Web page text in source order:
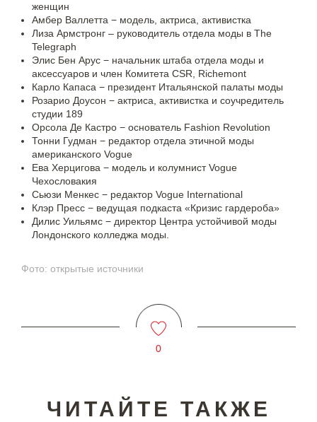
женщин
Амбер Валлетта − модель, актриса, активистка
Лиза Армстронг – руководитель отдела моды в The
Telegraph
Элис Бен Арус − начальник штаба отдела моды и
аксессуаров и член Комитета CSR, Richemont
Карло Капаса − президент Итальянской палаты моды
Розарио Доусон − актриса, активистка и соучредитель
студии 189
Орсола Де Кастро − основатель Fashion Revolution
Тонни Гудман − редактор отдела этичной моды
американского Vogue
Ева Херцигова − модель и колумнист Vogue
Чехословакия
Сьюзи Менкес − редактор Vogue International
Клэр Пресс − ведущая подкаста «Кризис гардероба»
Дилис Уильямс − директор Центра устойчивой моды
Лондонского колледжа моды.
Фото: открытые источники
0
ЧИТАЙТЕ ТАКЖЕ